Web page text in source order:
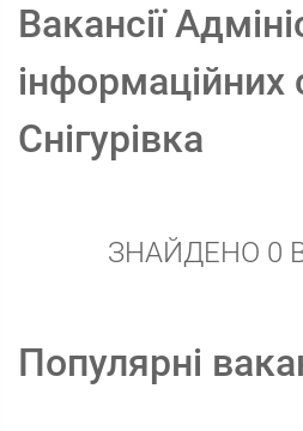
Вакансії
інформаційних
Снігурівка
ЗНАЙДЕНО 0
Популярні